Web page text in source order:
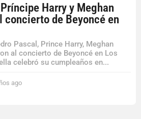
Harry y Meghan
concierto de Beyoncé en
Pascal, Prince Harry, Meghan
al concierto de Beyoncé en Los
celebró su cumpleaños en...
ago